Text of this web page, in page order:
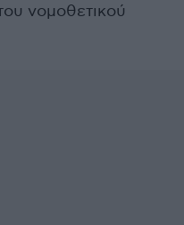
νομοθετικού